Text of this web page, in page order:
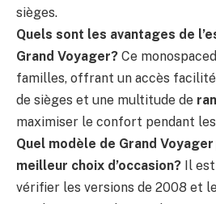
sièges.
Quels sont les avantages de
Grand Voyager? Ce
familles, offrant un accès
de sièges et une multitude de
maximiser le confort pendant
Quel modèle de Grand
meilleur choix d’occasion? Il
vérifier les versions de 2008 et